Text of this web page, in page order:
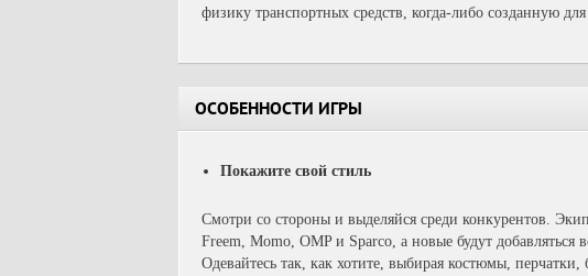
физику транспортных средств, когда-либо созданную
ОСОБЕННОСТИ ИГРЫ
Покажите свой стиль
Смотри со стороны и выделяйся среди конкурентов.
Freem, Momo, OMP и Sparco, а новые будут добавляться
Одевайтесь так, как хотите, выбирая костюмы,